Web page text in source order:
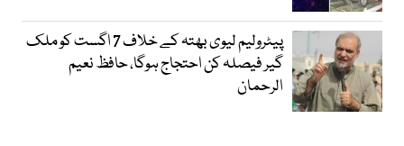
پیٹرولیم لیوی بھتہ کے خلاف 7 اگست کو ملک
گیر فیصلہ کن احتجاج ہوگا، حافظ نعیم
الرحمان